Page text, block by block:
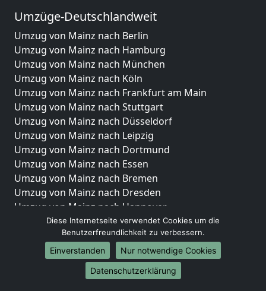
Umzüge-Deutschlandweit
Umzug von Mainz nach Berlin
Umzug von Mainz nach Hamburg
Umzug von Mainz nach München
Umzug von Mainz nach Köln
Umzug von Mainz nach Frankfurt am Main
Umzug von Mainz nach Stuttgart
Umzug von Mainz nach Düsseldorf
Umzug von Mainz nach Leipzig
Umzug von Mainz nach Dortmund
Umzug von Mainz nach Essen
Umzug von Mainz nach Bremen
Umzug von Mainz nach Dresden
Umzug von Mainz nach Hannover
Umzug von Mainz nach Nürnberg
Umzug von Mainz nach Duisburg
Umzug von Mainz nach Bochum
Umzug von Mainz nach Wuppertal
Umzug von Mainz nach Bielefeld
Diese Internetseite verwendet Cookies um die
Benutzerfreundlichkeit zu verbessern.
Einverstanden
Nur notwendige Cookies
Datenschutzerklärung